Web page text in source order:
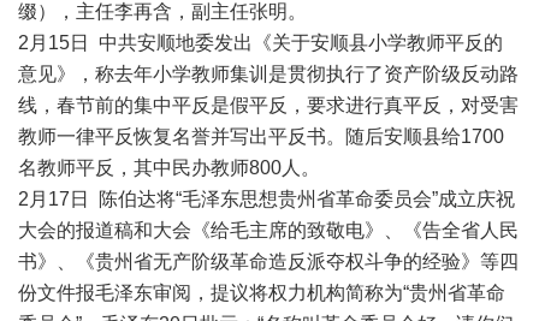
缀），主任李再含，副主任张明。
2月15日 中共安顺地委发出《关于安顺县小学教师平反的
意见》，称去年小学教师集训是贯彻执行了资产阶级反动路
线，春节前的集中平反是假平反，要求进行真平反，对受害
教师一律平反恢复名誉并写出平反书。随后安顺县给1700
名教师平反，其中民办教师800人。
2月17日 陈伯达将“毛泽东思想贵州省革命委员会”成立庆祝
大会的报道稿和大会《给毛主席的致敬电》、《告全省人民
书》、《贵州省无产阶级革命造反派夺权斗争的经验》等四
份文件报毛泽东审阅，提议将权力机构简称为“贵州省革命